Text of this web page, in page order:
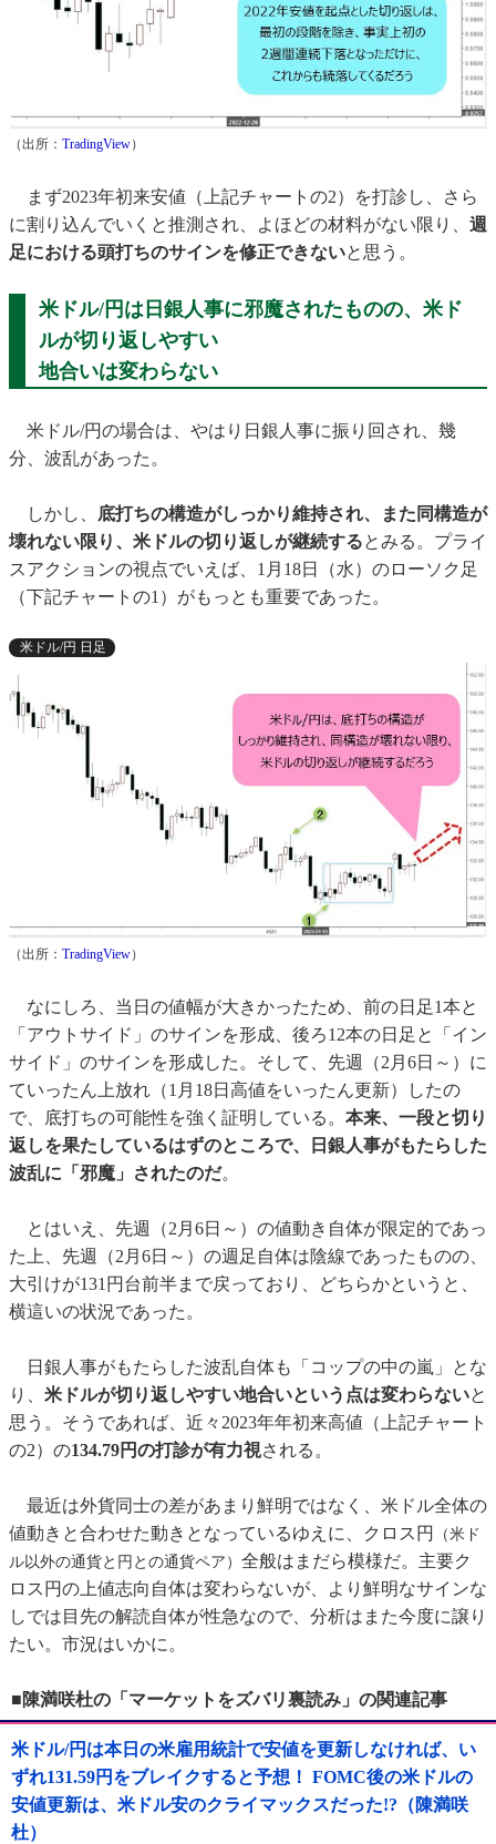
（出所： TradingView）
まず2023年初来安値（上記チャートの2）を打診し、さら
に割り込んでいくと推測され、よほどの材料がない限り、 週
足における頭打ちのサインを修正できないと思う。
米ドル/円は日銀人事に邪魔されたものの、米ド
ルが切り返しやすい
地合いは変わらない
米ドル/円の場合は、やはり日銀人事に振り回され、幾
分、波乱があった。
しかし、 底打ちの構造がしっかり維持され、また同構造が
壊れない限り、米ドルの切り返しが継続するとみる。プライ
スアクションの視点でいえば、1月18日（水）のローソク足
（下記チャートの1）がもっとも重要であった。
米ドル/円 日足
（出所： TradingView）
なにしろ、当日の値幅が大きかったため、前の日足1本と
「アウトサイド」のサインを形成、後ろ12本の日足と「イン
サイド」のサインを形成した。そして、先週（2月6日～）に
ていったん上放れ（1月18日高値をいったん更新）したの
で、底打ちの可能性を強く証明している。 本来、一段と切り
返しを果たしているはずのところで、日銀人事がもたらした
波乱に「邪魔」されたのだ。
とはいえ、先週（2月6日～）の値動き自体が限定的であっ
た上、先週（2月6日～）の週足自体は陰線であったものの、
大引けが131円台前半まで戻っており、どちらかというと、
横這いの状況であった。
日銀人事がもたらした波乱自体も「コップの中の嵐」とな
り、 米ドルが切り返しやすい地合いという点は変わらないと
思う。そうであれば、近々2023年年初来高値（上記チャート
の2）の134.79円の打診が有力視される。
最近は外貨同士の差があまり鮮明ではなく、米ドル全体の
値動きと合わせた動きとなっているゆえに、クロス円
（米ド
ル以外の通貨と円との通貨ペア） 全般はまだら模様だ。主要ク
ロス円の上値志向自体は変わらないが、より鮮明なサインな
しでは目先の解読自体が性急なので、分析はまた今度に譲り
たい。市況はいかに。
■陳満咲杜の「マーケットをズバリ裏読み」の関連記事
米ドル/円は本日の米雇用統計で安値を更新しなければ、い
ずれ131.59円をブレイクすると予想！ FOMC後の米ドルの
安値更新は、米ドル安のクライマックスだった!?（陳満咲
杜）